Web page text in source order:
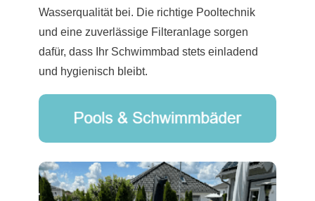
Wasserqualität bei. Die richtige Pooltechnik
und eine zuverlässige Filteranlage sorgen
dafür, dass Ihr Schwimmbad stets einladend
und hygienisch bleibt.